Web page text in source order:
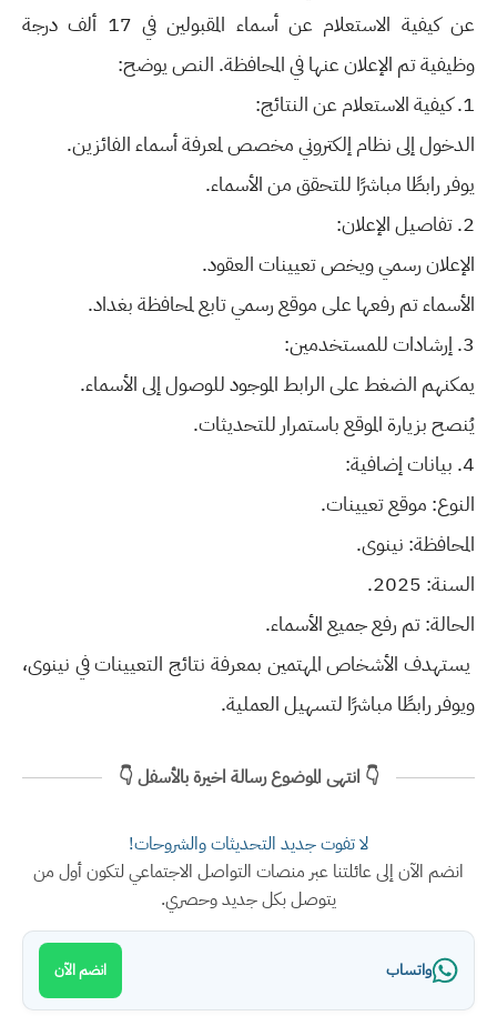
عن كيفية الاستعلام عن أسماء المقبولين في 17 ألف درجة
وظيفية تم الإعلان عنها في المحافظة. النص يوضح:
1. كيفية الاستعلام عن النتائج:
الدخول إلى نظام إلكتروني مخصص لمعرفة أسماء الفائزين.
يوفر رابطًا مباشرًا للتحقق من الأسماء.
2. تفاصيل الإعلان:
الإعلان رسمي ويخص تعيينات العقود.
الأسماء تم رفعها على موقع رسمي تابع لمحافظة بغداد.
3. إرشادات للمستخدمين:
يمكنهم الضغط على الرابط الموجود للوصول إلى الأسماء.
يُنصح بزيارة الموقع باستمرار للتحديثات.
4. بيانات إضافية:
النوع: موقع تعيينات.
المحافظة: نينوى.
السنة: 2025.
الحالة: تم رفع جميع الأسماء.
يستهدف الأشخاص المهتمين بمعرفة نتائج التعيينات في نينوى،
ويوفر رابطًا مباشرًا لتسهيل العملية.
👇 انتهى الموضوع رسالة اخيرة بالأسفل 👇
لا تفوت جديد التحديثات والشروحات!
انضم الآن إلى عائلتنا عبر منصات التواصل الاجتماعي لتكون أول من
يتوصل بكل جديد وحصري.
واتساب انضم الآن